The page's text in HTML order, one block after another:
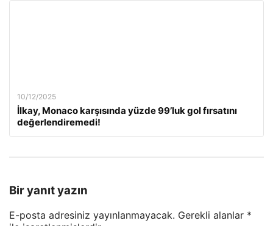
10/12/2025
İlkay, Monaco karşısında yüzde 99’luk gol fırsatını
değerlendiremedi!
Bir yanıt yazın
E-posta adresiniz yayınlanmayacak. Gerekli alanlar *